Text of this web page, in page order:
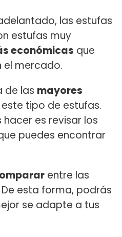
las estufas
estufas muy
económicas que
el mercado.
de las mayores
tipo de estufas.
es revisar los
puedes encontrar
entre las
esta forma, podrás
se adapte a tus